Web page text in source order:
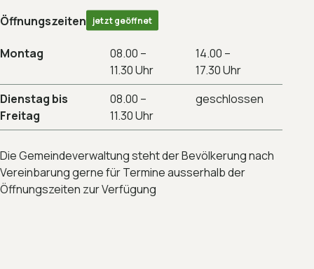
Öffnungszeiten jetzt geöffnet
Montag
08.00 –
11.30 Uhr
14.00 –
17.30 Uhr
Dienstag bis
Freitag
08.00 –
11.30 Uhr
geschlossen
Die Gemeindeverwaltung steht der Bevölkerung nach
Vereinbarung gerne für Termine ausserhalb der
Öffnungszeiten zur Verfügung